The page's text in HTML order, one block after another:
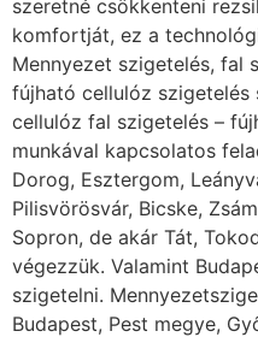
szeretné csökkenteni
komfortját, ez a
Mennyezet szigetelés, fal
fújható cellulóz szigetelés
cellulóz fal szigetelés –
munkával kapcsolatos
Dorog, Esztergom,
Pilisvörösvár, Bicske,
Sopron, de akár Tát,
végezzük. Valamint
szigetelni.
Budapest, Pest megye,